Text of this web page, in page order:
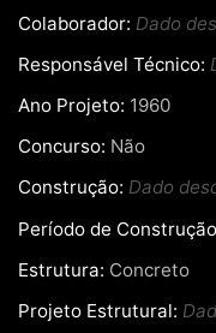
Colaborador: Dado
Responsável Técnico:
Ano Projeto: 1960
Concurso: Não
Construção: Dado
Período de
Estrutura: Concreto
Projeto Estrutural: